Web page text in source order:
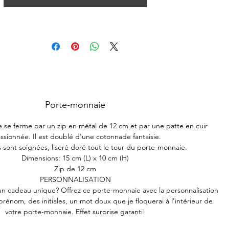
Porte-monnaie
se ferme par un zip en métal de 12 cm et par une patte en cuir
Il est doublé d'une cotonnade fantaisie.
sont soignées, liseré doré tout le tour du porte-monnaie.
Dimensions: 15 cm (L) x 10 cm (H)
Zip de 12 cm
PERSONNALISATION
cadeau unique? Offrez ce porte-monnaie avec la personnalisation
des initiales, un mot doux que je floquerai à l'intérieur de
votre porte-monnaie. Effet surprise garanti!